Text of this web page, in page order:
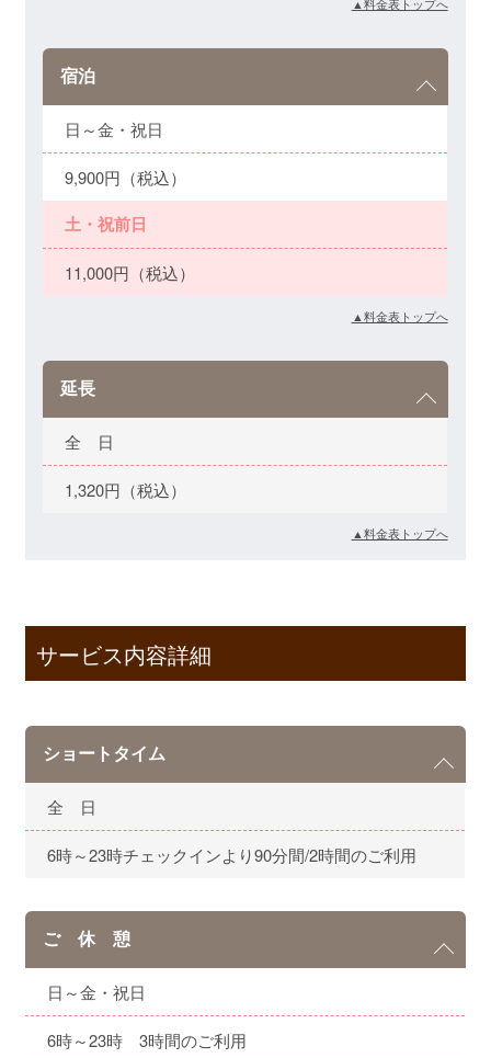
▲料金表トップへ
宿泊
日～金・祝日
9,900円（税込）
土・祝前日
11,000円（税込）
▲料金表トップへ
延長
全 日
1,320円（税込）
▲料金表トップへ
サービス内容詳細
ショートタイム
全 日
6時～23時チェックインより90分間/2時間のご利用
ご 休 憩
日～金・祝日
6時～23時 3時間のご利用